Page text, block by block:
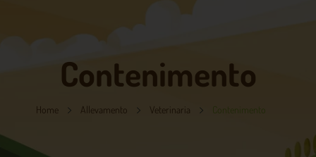
Contenimento
Home Allevamento Veterinaria